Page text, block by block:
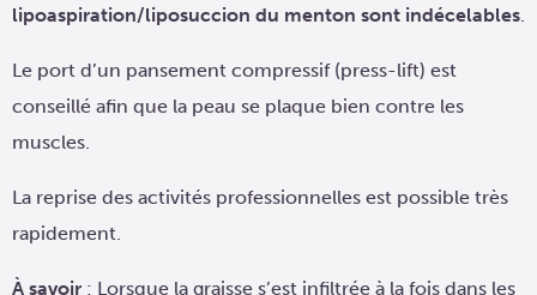
lipoaspiration/liposuccion du menton sont indécelables
Le port d’un pansement compressif (press-lift) est
conseillé afin que la peau se plaque bien contre les
muscles.
La reprise des activités professionnelles est possible très
rapidement.
À savoir : Lorsque la graisse s’est infiltrée à la fois dans les